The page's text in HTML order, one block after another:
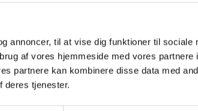
annoncer, til at vise dig funktioner til sociale
af vores hjemmeside med vores partnere
partnere kan kombinere disse data med
deres tjenester.